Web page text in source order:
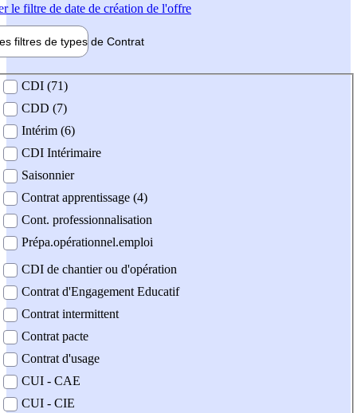
le filtre de date de création de l'offre
filtres de types de Contrat
contrat
CDI (71)
CDD (7)
Intérim (6)
CDI Intérimaire
Saisonnier
Contrat apprentissage (4)
Cont. professionnalisation
Prépa.opérationnel.emploi
CDI de chantier ou d'opération
Contrat d'Engagement Educatif
Contrat intermittent
Contrat pacte
Contrat d'usage
CUI - CAE
CUI - CIE